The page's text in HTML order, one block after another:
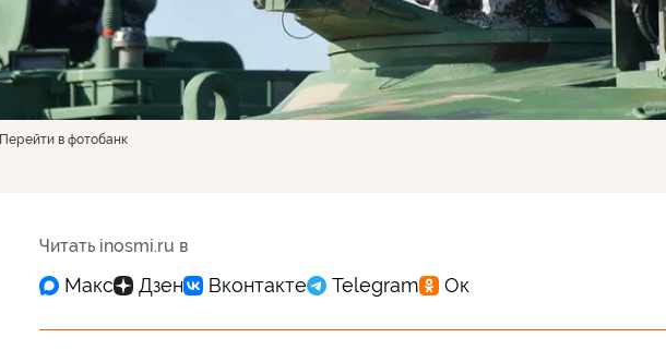
Перейти в фотобанк
Читать inosmi.ru в